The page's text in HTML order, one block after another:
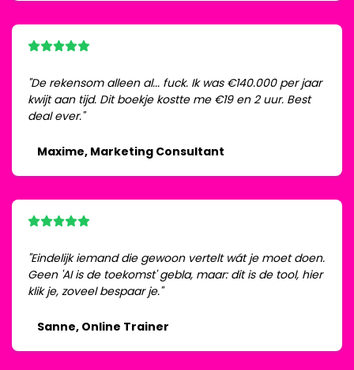
"De rekensom alleen al... fuck. Ik was €140.000 per jaar
kwijt aan tijd. Dit boekje kostte me €19 en 2 uur. Best
deal ever."
Maxime, Marketing Consultant
"Eindelijk iemand die gewoon vertelt wát je moet doen.
Geen 'AI is de toekomst' gebla, maar: dit is de tool, hier
klik je, zoveel bespaar je."
Sanne, Online Trainer